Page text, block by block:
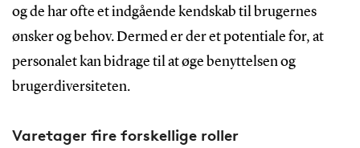
og de har ofte et indgående kendskab til brugernes
ønsker og behov. Dermed er der et potentiale for, at
personalet kan bidrage til at øge benyttelsen og
brugerdiversiteten.
Varetager fire forskellige roller